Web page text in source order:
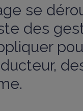
se
des